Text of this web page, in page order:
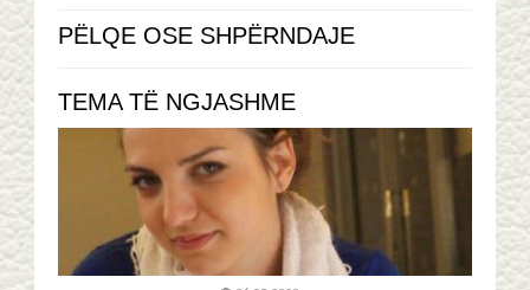
PËLQE OSE SHPËRNDAJE
TEMA TË NGJASHME